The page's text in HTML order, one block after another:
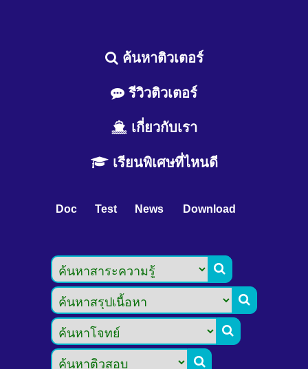
ค้นหาติวเตอร์
รีวิวติวเตอร์
เกี่ยวกับเรา
เรียนพิเศษที่ไหนดี
Doc Test News Download



